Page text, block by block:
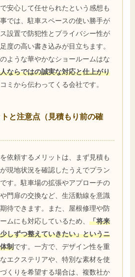
安心して任せられたという感想も
では、駐車スペースの使い勝手が
設置で防犯性とプライバシー性が
度の高い書き込みが目立ちます。
ような華やかなショールームはな
ならではの誠実な対応と仕上がり
ミから伝わってくる会社です。
と注意点（見積もり前の確
依頼するメリットは、まず見積も
現地状況を確認したうえでプラン
す。駐車場の拡張やアプローチの
門扉の交換など、生活動線を意識
待できます。また、屋根修理や防
ムにも対応しているため、 「将来
しずつ整えていきたい」というニ
制です。一方で、デザイン性を重
エクステリアや、特別な素材を使
くりを希望する場合は、複数社か